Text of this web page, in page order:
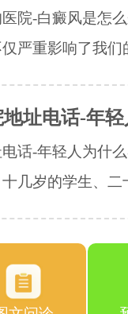
院-白癜风是怎
严重影响了我们
址电话-年
话-年轻人为什
几岁的学生、二